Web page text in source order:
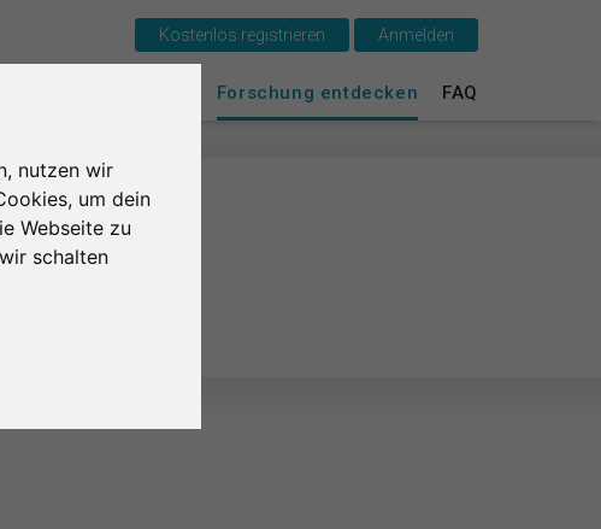
nutzen wir
um dein
Webseite zu
schalten
Forschung entdecken FAQ
Kostenlos registrieren Anmelden